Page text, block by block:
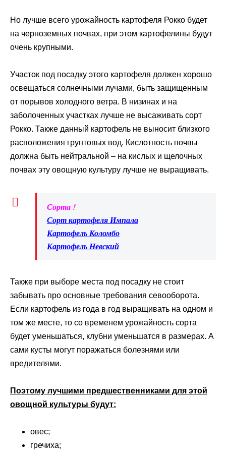
Но лучше всего урожайность картофеля Рокко будет
на черноземных почвах, при этом картофелины будут
очень крупными.
Участок под посадку этого картофеля должен хорошо
освещаться солнечными лучами, быть защищенным
от порывов холодного ветра. В низинах и на
заболоченных участках лучше не высаживать сорт
Рокко. Также данный картофель не выносит близкого
расположения грунтовых вод. Кислотность почвы
должна быть нейтральной – на кислых и щелочных
почвах эту овощную культуру лучше не выращивать.
Сорта !
Сорт картофеля Импала
Картофель Коломбо
Картофель Невский
Также при выборе места под посадку не стоит
забывать про основные требования севооборота.
Если картофель из года в год выращивать на одном и
том же месте, то со временем урожайность сорта
будет уменьшаться, клубни уменьшатся в размерах. А
сами кусты могут поражаться болезнями или
вредителями.
Поэтому лучшими предшественниками для этой
овощной культуры будут:
овес;
гречиха;